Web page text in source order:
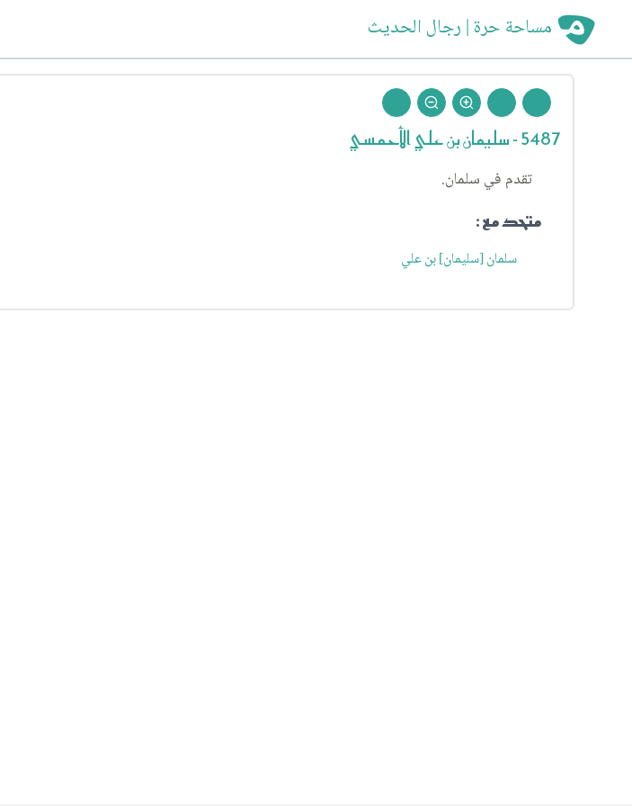
مساحة حرة | رجال الحديث
5487 - سليمان بن علي الأحمسي
تقدم في سلمان.
متحد مع :
سلمان [سليمان] بن علي